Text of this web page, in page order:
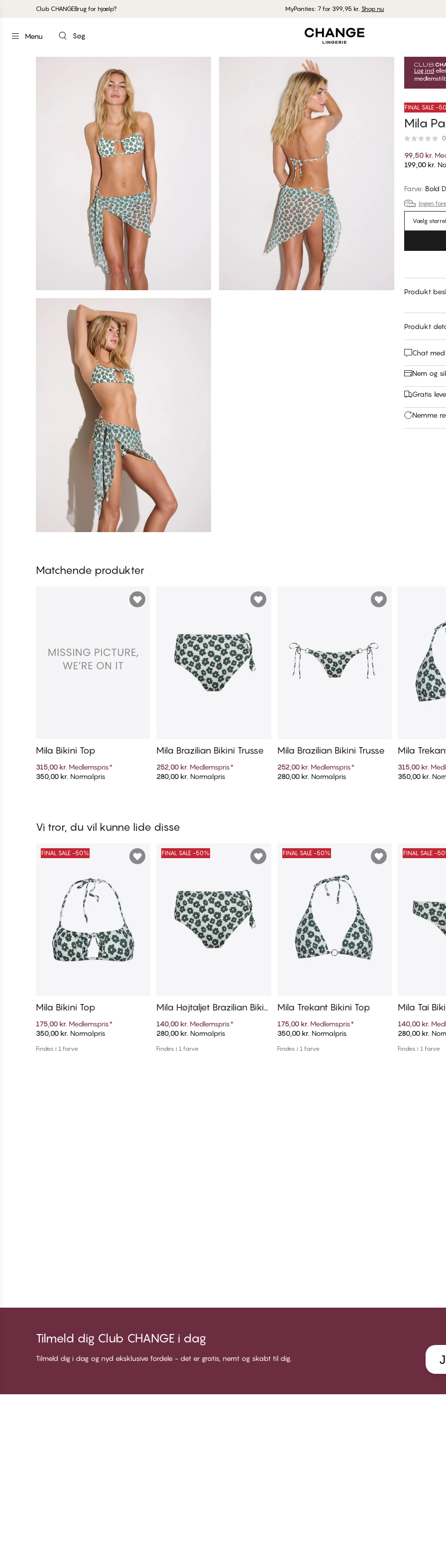
Club CHANGEBrug for hjælp? MyPanties: 7 for 399,95 kr. Shop nu
Menu Søg
Log ind
FINAL SALE -
Mila
99,50 kr.
199,00 kr.
Farve: Bold
Ingen
Vælg
Produkt
Produkt
Chat
Nem og
Gratis
Nemme
Matchende produkter
Tilføj til kurv
Mila Bikini Top
315,00 kr. Medlemspris*
350,00 kr. Normalpris Tilføj til kurv
Mila Brazilian Bikini Trusse
252,00 kr. Medlemspris*
280,00 kr. Normalpris Tilføj til kurv
Mila Brazilian Bikini Trusse
252,00 kr. Medlemspris*
280,00 kr. Normalpris
Mila
315,00 kr.
350,00 kr.
Vi tror, du vil kunne lide disse
Tilføj til kurv
FINAL SALE -50%
Mila Bikini Top
175,00 kr. Medlemspris*
350,00 kr. Normalpris
Findes i 1 farve
Tilføj til kurv
FINAL SALE -50%
Mila Højtaljet Brazilian Bikin
140,00 kr. Medlemspris*
280,00 kr. Normalpris
Findes i 1 farve
Tilføj til kurv
FINAL SALE -50%
Mila Trekant Bikini Top
175,00 kr. Medlemspris*
350,00 kr. Normalpris
Findes i 1 farve
FINAL SALE -
Mila Tai
140,00 kr.
280,00 kr.
Findes i 1 farve
Tilmeld dig Club CHANGE i dag
Tilmeld dig i dag og nyd eksklusive fordele - det er gratis, nemt og skabt til dig.